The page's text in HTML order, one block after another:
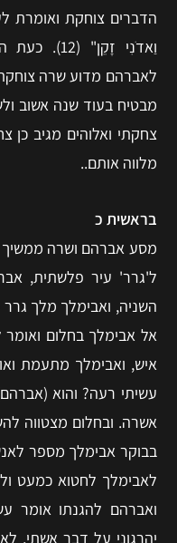
הדברים צוחקת ואומרת
וַאדֹנִי זָקֵן"
לאברהם מדוע שרה
מבטיח בעוד שנה אשוב
צחקתי ואלוהים מגיב
מלווה אותם..
בראשית כ
מסע אברהם ושרה ממשיך
ל'גרר' עיר פלשתית,
השניה, ואבימלך מלך
אל אבימלך בחלום
איש, ואבימלך מתעמת
עשיתי רעה? והוא
אשרה. ובחלום מצטווה
בבוקר אבימלך מספר
לאבימלך לחטוא כמעט
ואברהם להגנתו אומר
יהרגוני על דבר אשתי,